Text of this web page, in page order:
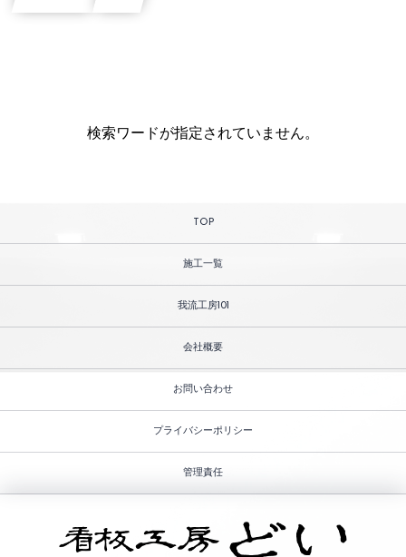
検索ワードが指定されていません。
TOP
施工一覧
我流工房101
会社概要
お問い合わせ
プライバシーポリシー
管理責任